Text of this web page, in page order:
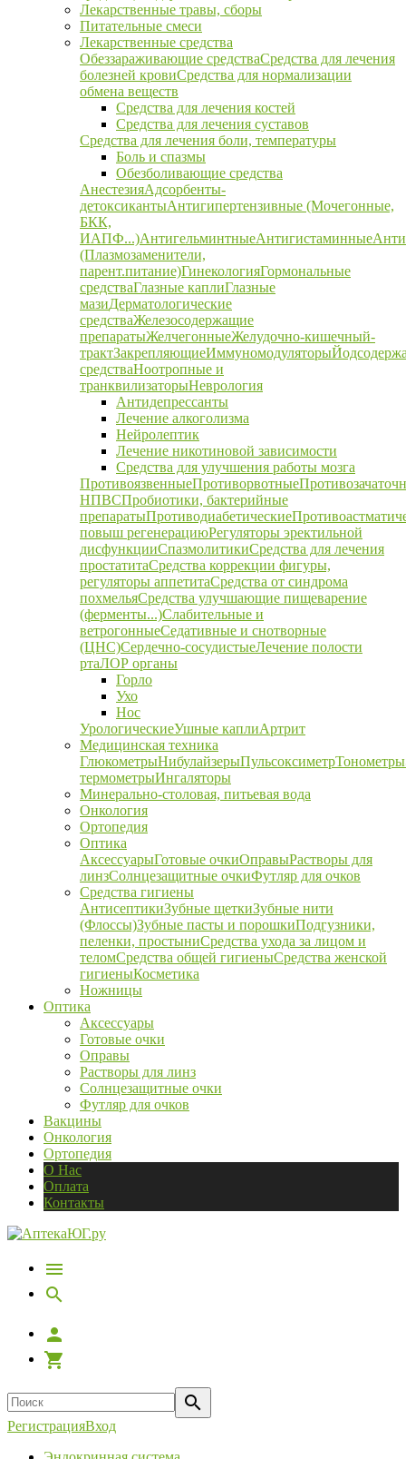
Лекарственные травы, сборы
Питательные смеси
Лекарственные средства
Обеззараживающие средстваСредства для лечения
болезней кровиСредства для нормализации
обмена веществ
Средства для лечения костей
Средства для лечения суставов
Средства для лечения боли, температуры
Боль и спазмы
Обезболивающие средства
АнестезияАдсорбенты-
детоксикантыАнтигипертензивные (Мочегонные,
БКК,
ИАПФ...)АнтигельминтныеАнтигистаминные
(Плазмозаменители,
парент.питание)ГинекологияГормональные
средстваГлазные каплиГлазные
мазиДерматологические
средстваЖелезосодержащие
препаратыЖелчегонныеЖелудочно-кишечный-
трактЗакрепляющиеИммуномодуляторы
средстваНоотропные и
транквилизаторыНеврология
Антидепрессанты
Лечение алкоголизма
Нейролептик
Лечение никотиновой зависимости
Средства для улучшения работы мозга
ПротивоязвенныеПротиворвотные
НПВСПробиотики, бактерийные
препаратыПротиводиабетические
повыш регенерациюРегуляторы эректильной
дисфункцииСпазмолитикиСредства для лечения
простатитаСредства коррекции фигуры,
регуляторы аппетитаСредства от синдрома
похмельяСредства улучшающие пищеварение
(ферменты...)Слабительные и
ветрогонныеСедативные и снотворные
(ЦНС)Сердечно-сосудистыеЛечение полости
ртаЛОР органы
Горло
Ухо
Нос
УрологическиеУшные каплиАртрит
Медицинская техника
ГлюкометрыНибулайзерыПульсоксиметрТонометры
термометрыИнгаляторы
Минерально-столовая, питьевая вода
Онкология
Ортопедия
Оптика
АксессуарыГотовые очкиОправыРастворы для
линзСолнцезащитные очкиФутляр для очков
Средства гигиены
АнтисептикиЗубные щеткиЗубные нити
(Флоссы)Зубные пасты и порошкиПодгузники,
пеленки, простыниСредства ухода за лицом и
теломСредства общей гигиеныСредства женской
гигиеныКосметика
Ножницы
Оптика
Аксессуары
Готовые очки
Оправы
Растворы для линз
Солнцезащитные очки
Футляр для очков
Вакцины
Онкология
Ортопедия
О Нас
Оплата
Контакты
РегистрацияВход